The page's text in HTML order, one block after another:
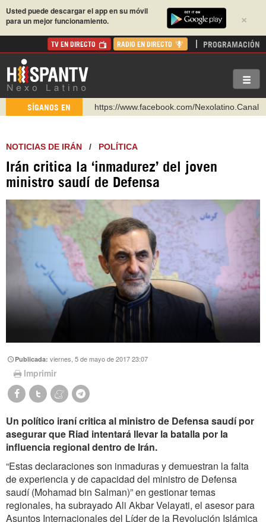
×
Usted puede descargar el app en su móvil
para un mejor funcionamiento.
TV EN DIRECTO RADIO EN DIRECTO PROGRAMACIÓN
SÍGANOS EN
https://www.facebook.com/Nexolatino.Canal
http://twitter.com/nexo_latino
https://t.me/hispantvcanal
https://urmedium.com/c/hispantv
Instagram como: hispan_tv
NOTICIAS DE IRÁN / POLÍTICA
Irán critica la ‘inmadurez’ del joven
ministro saudí de Defensa
Publicada:viernes, 5 de mayo de 2017 23:07
Imprimir
Un político iraní critica al ministro de Defensa saudí por
asegurar que Riad intentará llevar la batalla por la
influencia regional dentro de Irán.
“Estas declaraciones son inmaduras y demuestran la falta
de experiencia y de capacidad del ministro de Defensa
saudí (Mohamad bin Salman)” en gestionar temas
regionales, ha subrayado Ali Akbar Velayati, el asesor para
Asuntos Internacionales del Líder de la Revolución Islámica